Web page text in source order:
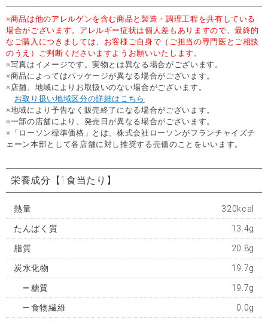
※商品は他のアレルゲンを含む商品と製造・調理工程を共有している
場合がございます。アレルギー症状は個人差もありますので、最終的
なご購入につきましては、お客様ご自身で（ご担当の専門医とご相談
のうえ）ご判断くださいますようお願いいたします。
※写真はイメージです。実物とは異なる場合がございます。
※商品によってはパッケージが異なる場合がございます。
※店舗、地域によりお取扱いのない場合がございます。
お取り扱い地域区分の詳細はこちら
※地域により予告なく販売終了になる場合がございます。
※一部の店舗により、発売日が異なる場合がございます。
※「ローソン標準価格」とは、株式会社ローソンがフランチャイズチ
ェーン本部として各店舗に対し推奨する売価のことをいいます。
栄養成分 【1食当たり】
熱量 320kcal
たんぱく質 13.4g
脂質 20.8g
炭水化物 19.7g
糖質 19.7g
食物繊維 0.0g